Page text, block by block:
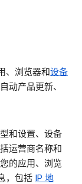
、浏览器和设备
动产品更新、
和设置、设备
运营商名称和
的应用、浏览
，包括 IP 地